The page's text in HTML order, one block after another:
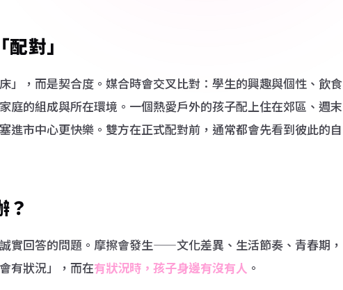
對」
」，而是契合度。媒合時會交叉比對：學生的興趣與個性、飲食
庭的組成與所在環境。一個熱愛戶外的孩子配上住在郊區、週末
進市中心更快樂。雙方在正式配對前，通常都會先看到彼此的自
？
實回答的問題。摩擦會發生——文化差異、生活節奏、青春期，
有狀況」，而在有狀況時，孩子身邊有沒有人 。